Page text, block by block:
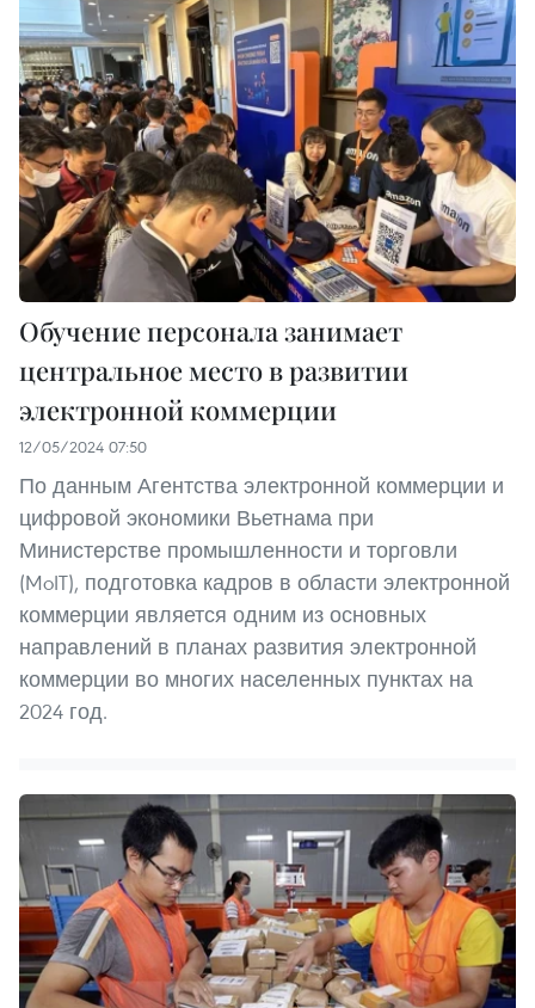
Обучение персонала занимает
центральное место в развитии
электронной коммерции
12/05/2024 07:50
По данным Агентства электронной коммерции и
цифровой экономики Вьетнама при
Министерстве промышленности и торговли
(MoIT), подготовка кадров в области электронной
коммерции является одним из основных
направлений в планах развития электронной
коммерции во многих населенных пунктах на
2024 год.